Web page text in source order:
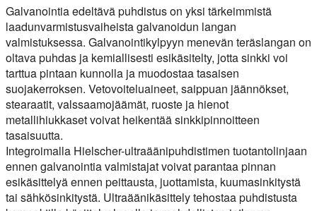
Galvanointia edeltävä puhdistus on yksi tärkeimmistä
laadunvarmistusvaiheista galvanoidun langan
valmistuksessa. Galvanointikylpyyn menevän teräslangan on
oltava puhdas ja kemiallisesti esikäsitelty, jotta sinkki voi
tarttua pintaan kunnolla ja muodostaa tasaisen
suojakerroksen. Vetovoiteluaineet, saippuan jäännökset,
stearaatit, valssaamojäämät, ruoste ja hienot
metallihiukkaset voivat heikentää sinkkipinnoitteen
tasaisuutta.
Integroimalla Hielscher-ultraäänipuhdistimen tuotantolinjaan
ennen galvanointia valmistajat voivat parantaa pinnan
esikäsittelyä ennen peittausta, juottamista, kuumasinkitystä
tai sähkösinkitystä. Ultraäänikäsittely tehostaa puhdistusta